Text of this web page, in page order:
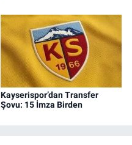
Kayserispor’dan Transfer
Şovu: 15 İmza Birden